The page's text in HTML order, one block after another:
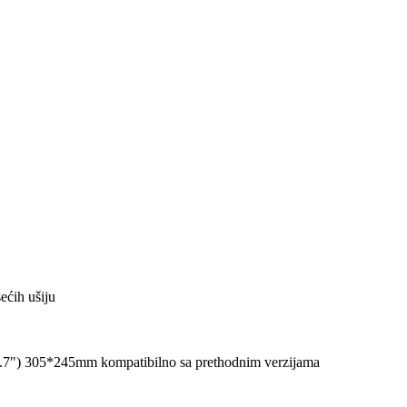
ušiju
305*245mm kompatibilno sa prethodnim verzijama